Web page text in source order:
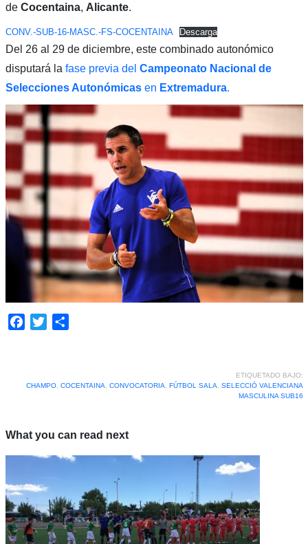
de Cocentaina, Alicante.
CONV.-SUB-16-MASC.-FS-COCENTAINA Descarga
Del 26 al 29 de diciembre, este combinado autonómico
disputará la fase previa del Campeonato Nacional de
Selecciones Autonómicasen Extremadura.
Facebook
Twitter
ETIQUETADO BAJO:
CHAMPO, COCENTAINA, CONVOCATORIA, FÚTBOL SALA, SELECCIÓ VALENCIANA
MASCULINA SUB16
What you can read next